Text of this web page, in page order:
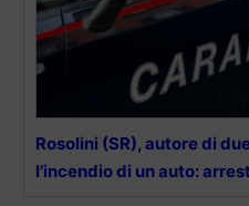
Rosolini (SR), autore di
l’incendio di un auto: